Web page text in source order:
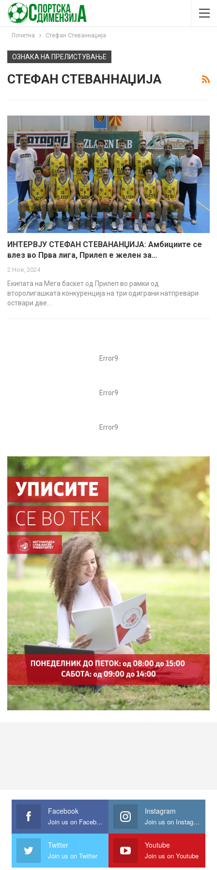
Почетна Стефан Стеваннаџија
ОЗНАКА НА ПРЕЛИСТУВАЊЕ
СТЕФАН СТЕВАННАЏИЈА
ИНТЕРВЈУ СТЕФАН СТЕВАНАНЏИЈА: Амбициите се
влез во Прва лига, Прилеп е желен за…
2 Ное, 2024
Екипата на Мега баскет од Прилеп во рамки од
второлигашката конкуренција на три одиграни натпревари
оствари две…
Error9
Error9
Error9
Facebook
Join us on Facebook
Instagram
Join us on Instagram
Twitter
Join us on Twitter
Youtube
Join us on Youtube